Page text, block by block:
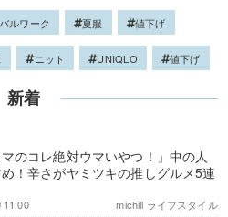
ルワーク 夏服 値下げ
ニット UNIQLO 値下げ
新着
マのコレ絶対ウマいやつ！」中の人
！辛さがヤミツキの推しグルメ5連
michill ライフスタイル
11:00